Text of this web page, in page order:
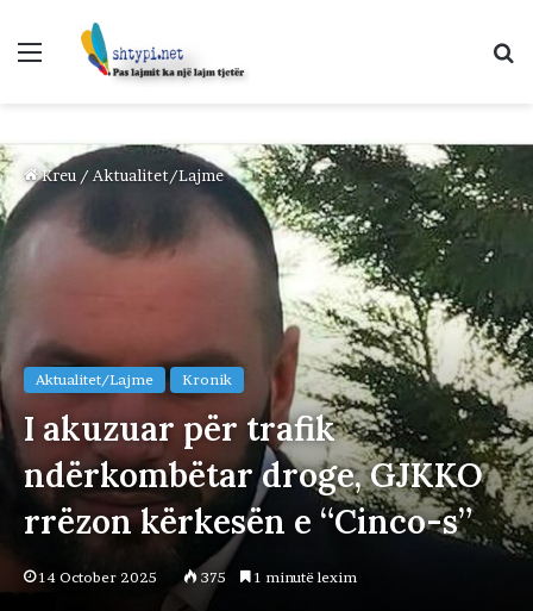
Menu
Kreu / Aktualitet/Lajme
Aktualitet/Lajme Kronik
I akuzuar për trafik
ndërkombëtar droge, GJKKO
rrëzon kërkesën e “Cinco-s”
14 October 2025 375 1 minutë lexim